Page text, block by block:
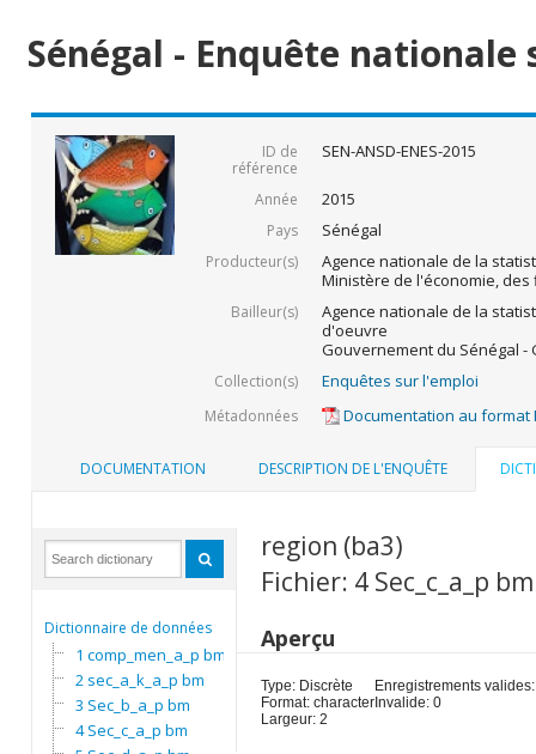
Sénégal - Enquête
ID de
référence
SEN-ANSD-ENES-2015
Année 2015
Pays Sénégal
Producteur(s)
Agence nationale de la
Ministère de l'économie,
Bailleur(s)
Agence nationale de la
d'oeuvre
Gouvernement du Sénégal -
Collection(s) Enquêtes sur l'emploi
Métadonnées Documentation au format
DOCUMENTATION DESCRIPTION DE L'ENQUÊTE
Dictionnaire de données
1 comp_men_a_p bm
2 sec_a_k_a_p bm
3 Sec_b_a_p bm
4 Sec_c_a_p bm
region (ba3)
Fichier: 4 Sec_c_a_p bm
Aperçu
Type: Discrète
Format: character
Largeur: 2
Enregistrements
Invalide: 0